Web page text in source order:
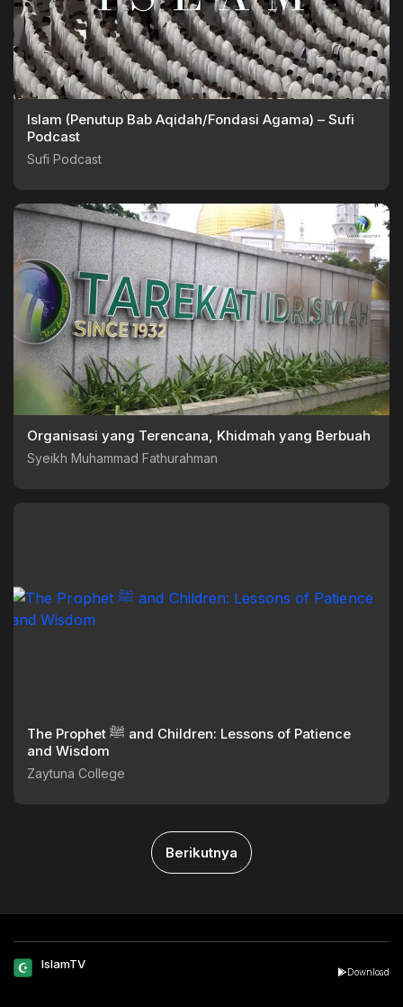
Islam (Penutup Bab Aqidah/Fondasi Agama) – Sufi
Podcast
Sufi Podcast
Organisasi yang Terencana, Khidmah yang Berbuah
Syeikh Muhammad Fathurahman
The Prophet ﷺ and Children: Lessons of Patience
and Wisdom
Zaytuna College
Berikutnya
IslamTV
Download